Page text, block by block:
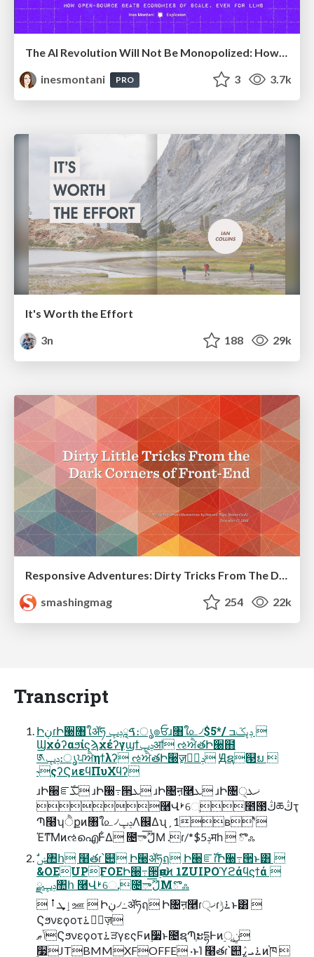
The AI Revolution Will Not Be Monopolized: How open-source beats economies of scale, even for LLMs
inesmontani
PRO 3 3.7k
It's Worth the Effort
3n
188 29k
smashingmag
254 22k
Transcript
ԻڹɾԻ੠৘ใॲཧ ࠃཱݚڀ։ൃ๏ਓɹ৘ใ௨৴ݚڀػߏ /*$5 
Ϣχόʔαϧίϛϡχέʔγϣϯݚڀॴ ઌਐతԻ੠຋
༁ݚڀ։ൃਪਐηϯλʔ ઌਐతԻ੠ٕज़ݚڀࣨ Ԭຊ୓ຏ 
˞֤ςʔϚͷεϥΠυΧϥʔ
ɹԻ੠ೝࣝܥ ɹԻ੠߹੒ܥ ɹԻ৔ऩ࿥ܥ ɹԻ৔੍ޚܥ
࿨Վࢁେֶ೥౓ڭཆڭҭ
Պ໨ʮੈքͷ৘ใ௨৴ݚڀΛ஌Δʯˏ 1ʙʹͯ
Έͳ͞ΜͷઌഐͰ͋Δ ೔ాޫل͞Μ .ɾ/*$5ݚमһ  ొஃ
&OEUPFOEԻ੠߹੒࣮ԋσϞ 1ZUIPOϓϩάϥϛϯά 
ݚڀྫ঺հ ࿨Վࢁେ.೔ాޫل͞Μొஃ
 ٳܜ ࡶஊ  Իڹ৴߸ॲཧฤ Ի৔ऩ࿥ɾ੍ޚɾ࠶ݱͱ͸ 
Ϛϧνεϙοτ࠶ੜٕज़
ݴޠϚϧνεϙοτ࠶ੜγεςϜͷ࣮૷ͱ೔ຊՊֶະདྷؗͰͷ࣮ূ࣮ݧ
࣮૷JTBMMXFOFFE ·ͱΊ ໨తɾ՝୊࠶ܝ ߨٛͷ֓ཁ 